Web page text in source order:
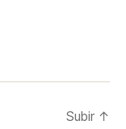
Subir ↑